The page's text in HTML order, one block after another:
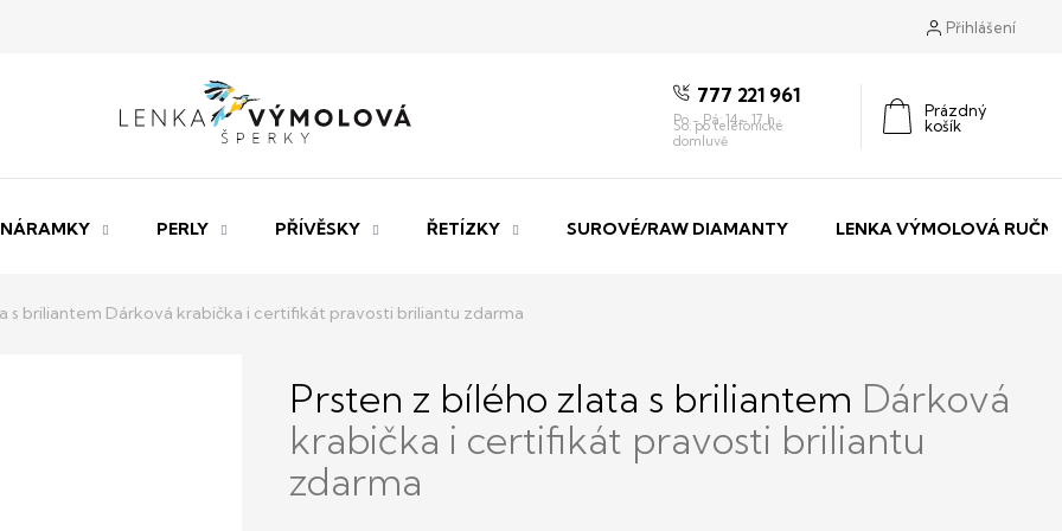
Přihlášení
777 221 961
Nákupní
košík
Prázdný
košík
NÁRAMKY PERLY PŘÍVĚSKY ŘETÍZKY SUROVÉ/RAW DIAMANTY LENKA VÝMOLOVÁ
s briliantem Dárková krabička i certifikát pravosti briliantu zdarma
Prsten z bílého zlata s briliantem Dárková
krabička i certifikát pravosti briliantu
zdarma